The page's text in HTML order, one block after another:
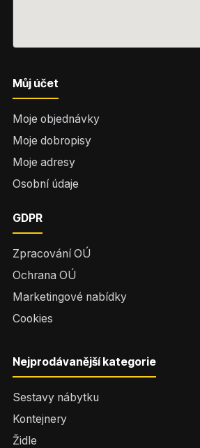
Můj účet
Moje objednávky
Moje dobropisy
Moje adresy
Osobní údaje
GDPR
Zpracování OÚ
Ochrana OÚ
Marketingové nabídky
Cookies
Nejprodávanější kategorie
Sestavy nábytku
Kontejnery
Židle